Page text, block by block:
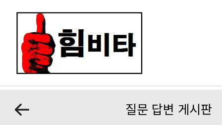
질문 답변 게시판